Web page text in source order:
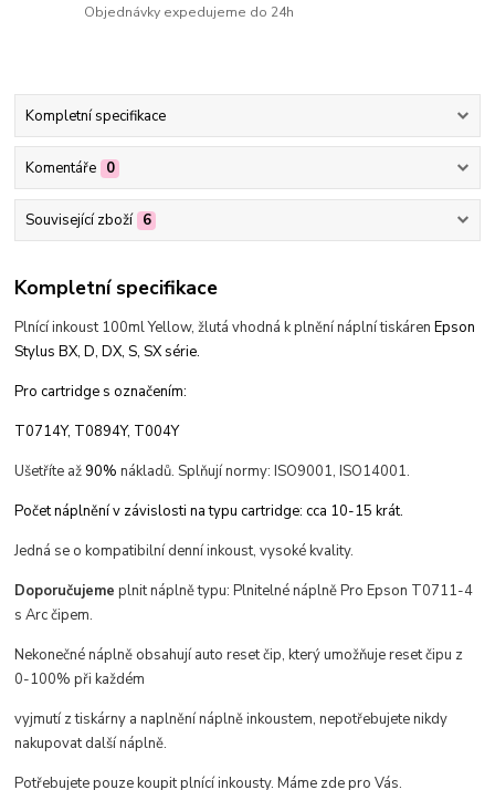
Objednávky expedujeme do 24h
Kompletní specifikace
Komentáře 0
Související zboží 6
Kompletní specifikace
Plnící inkoust 100ml Yellow, žlutá vhodná k plnění náplní tiskárenEpson
Stylus BX, D, DX, S, SX série.
Pro cartridge s označením:
T0714Y, T0894Y, T004Y
Ušetříte až 90% nákladů. Splňují normy: ISO9001, ISO14001.
Počet náplnění v závislosti na typu cartridge: cca 10-15 krát.
Jedná se o kompatibilní denní inkoust, vysoké kvality.
Doporučujeme plnit náplně typu: Plnitelné náplně Pro Epson T0711-4
s Arc čipem.
Nekonečné náplně obsahují auto reset čip, který umožňuje reset čipu z
0-100% při každém
vyjmutí z tiskárny a naplnění náplně inkoustem,nepotřebujete nikdy
nakupovat další náplně.
Potřebujete pouze koupit plnící inkousty. Máme zde pro Vás.